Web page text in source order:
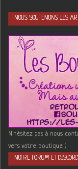
NOUS SOUTENONS LES
N'hésitez pas à nous
vers votre boutique :)
NOTRE FORUM ET DISCORD